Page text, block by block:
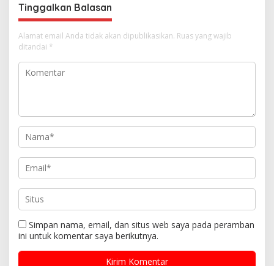
Tinggalkan Balasan
Alamat email Anda tidak akan dipublikasikan. Ruas yang wajib
ditandai *
Simpan nama, email, dan situs web saya pada peramban
ini untuk komentar saya berikutnya.